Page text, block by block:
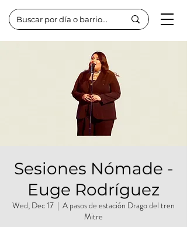
Sesiones Nómade -
Euge Rodríguez
Wed, Dec 17
  |
A pasos de estación Drago del tren
Mitre